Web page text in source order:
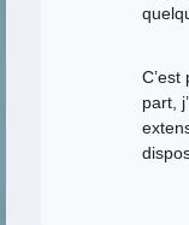
part,